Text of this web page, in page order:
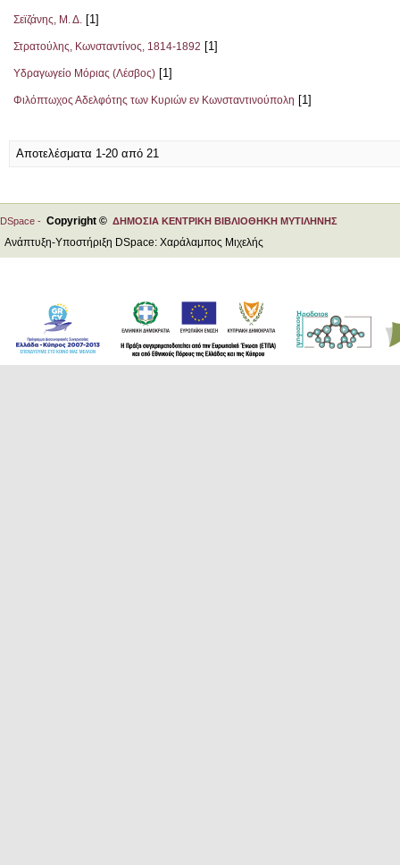
Σεϊζάνης, Μ. Δ. [1]
Στρατούλης, Κωνσταντίνος, 1814-1892 [1]
Υδραγωγείο Μόριας (Λέσβος) [1]
Φιλόπτωχος Αδελφότης των Κυριών εν Κωνσταντινούπολη [1]
Αποτελέσματα 1-20 από 21
DSpace - Copyright © ΔΗΜΟΣΙΑ ΚΕΝΤΡΙΚΗ ΒΙΒΛΙΟΘΗΚΗ ΜΥΤΙΛΗΝΗΣ
Ανάπτυξη-Υποστήριξη DSpace: Χαράλαμπος Μιχελής